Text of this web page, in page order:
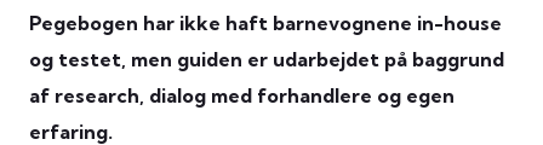
Pegebogen har ikke haft barnevognene in-house
og testet, men guiden er udarbejdet på baggrund
af research, dialog med forhandlere og egen
erfaring.